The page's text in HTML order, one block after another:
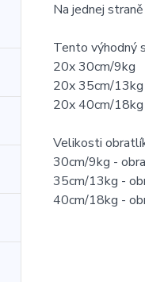
Na jednej
Tento výhodný
20x 30cm/9kg
20x 35cm/13kg
20x 40cm/18kg
Velikosti
30cm/9kg -
35cm/13kg -
40cm/18kg -